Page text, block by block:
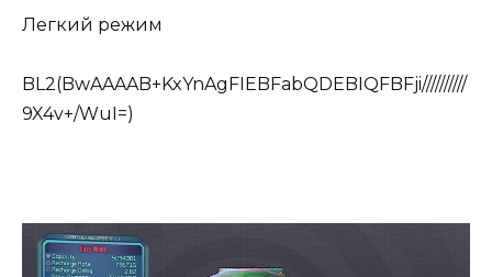
Легкий режим
BL2(BwAAAAB+KxYnAgFIEBFabQDEBIQFBFji//////////
9X4v+/WuI=)